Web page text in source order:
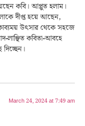
কবি। আপ্লুত হলাম।
দীপ্ত হয়ে আছেন,
উৎসার থেকে সহজে
লাঞ্ছিত কবিতা-আবহে
March 24, 2024 at 7:49 am